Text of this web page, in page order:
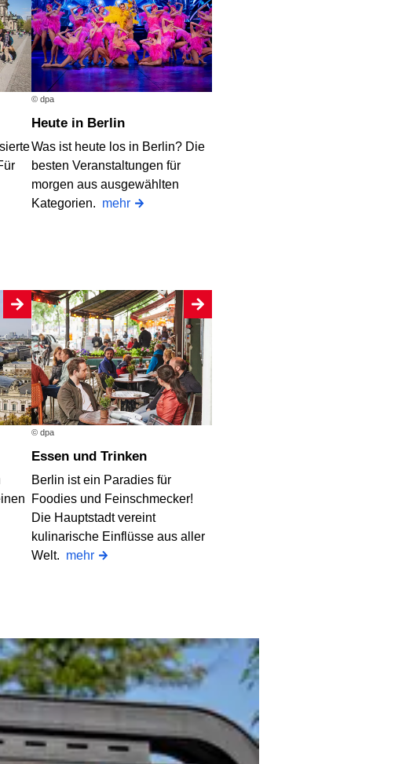
© dpa
Heute in Berlin
Was ist heute los in Berlin? Die
besten Veranstaltungen für
morgen aus ausgewählten
Kategorien. mehr
© dpa
Essen und Trinken
Berlin ist ein Paradies für
Foodies und Feinschmecker!
Die Hauptstadt vereint
kulinarische Einflüsse aus aller
Welt. mehr